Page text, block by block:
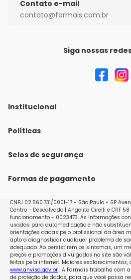
Contato e-mail
contato@farmais.com.br
Siga nossas
Institucional
Quem Somos
Nossas lojas
Políticas
Política de Envio
Políticas de Trocas e Devoluções
Selos de segurança
Formas de pagamento
CNPJ 02.560.731/0001-17 - São Paulo - SP
Centro - Descalvado | Angelita Cirelli e CRF 58
funcionamento - 0023473. As informações
usadas para automedicação e não
orientações dadas pelo profissional da área
apto a diagnosticar qualquer problema de
adequado. Ao persistirem os sintomas, um
preços e promoções divulgados no site são
feitas pela internet. Maiores esclarecimentos,
www.anvisa.gov.br. A Farmais trabalha com
de proteção de dados, para que você possa